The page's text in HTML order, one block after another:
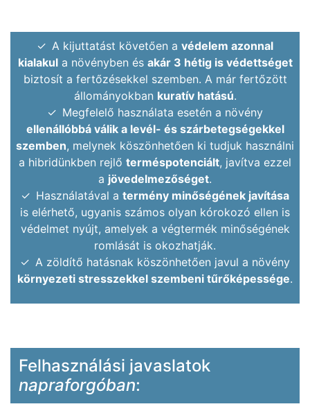
A kijuttatást követően a védelem azonnal
kialakula növényben és akár 3 hétig is védettséget
biztosít a fertőzésekkel szemben. A már fertőzött
állományokban kuratív hatású.
Megfelelő használata esetén a növény
ellenállóbbá válik a levél- és szárbetegségekkel
szemben, melynek köszönhetően ki tudjuk használni
a hibridünkben rejlő terméspotenciált, javítva ezzel
a jövedelmezőséget.
Használatával a termény minőségének javítása
is elérhető, ugyanis számos olyan kórokozó ellen is
védelmet nyújt, amelyek a végtermék minőségének
romlását is okozhatják.
A zöldítő hatásnak köszönhetően javul a növény
környezeti stresszekkel szembeni tűrőképessége.
Felhasználási javaslatok
napraforgóban: